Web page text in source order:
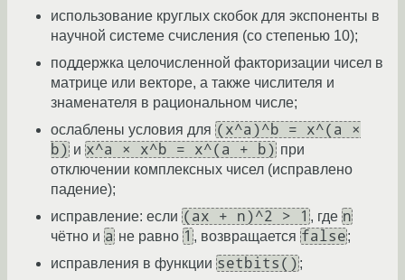
использование круглых скобок для экспоненты в
научной системе счисления (со степенью 10);
поддержка целочисленной факторизации чисел в
матрице или векторе, а также числителя и
знаменателя в рациональном числе;
ослаблены условия для (x^a)^b = x^(a ×
b) и x^a × x^b = x^(a + b) при
отключении комплексных чисел (исправлено
падение);
исправление: если (ax + n)^2 > 1 , где n
чётно и a не равно 1 , возвращается false;
исправления в функции setbits() ;